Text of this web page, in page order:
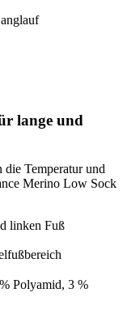
lange und
Temperatur und
Merino Low Sock
linken Fuß
Polyamid, 3 %